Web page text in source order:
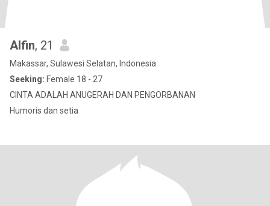
Alfin, 21
Makassar, Sulawesi Selatan, Indonesia
Seeking: Female 18 - 27
CINTA ADALAH ANUGERAH DAN PENGORBANAN
Humoris dan setia